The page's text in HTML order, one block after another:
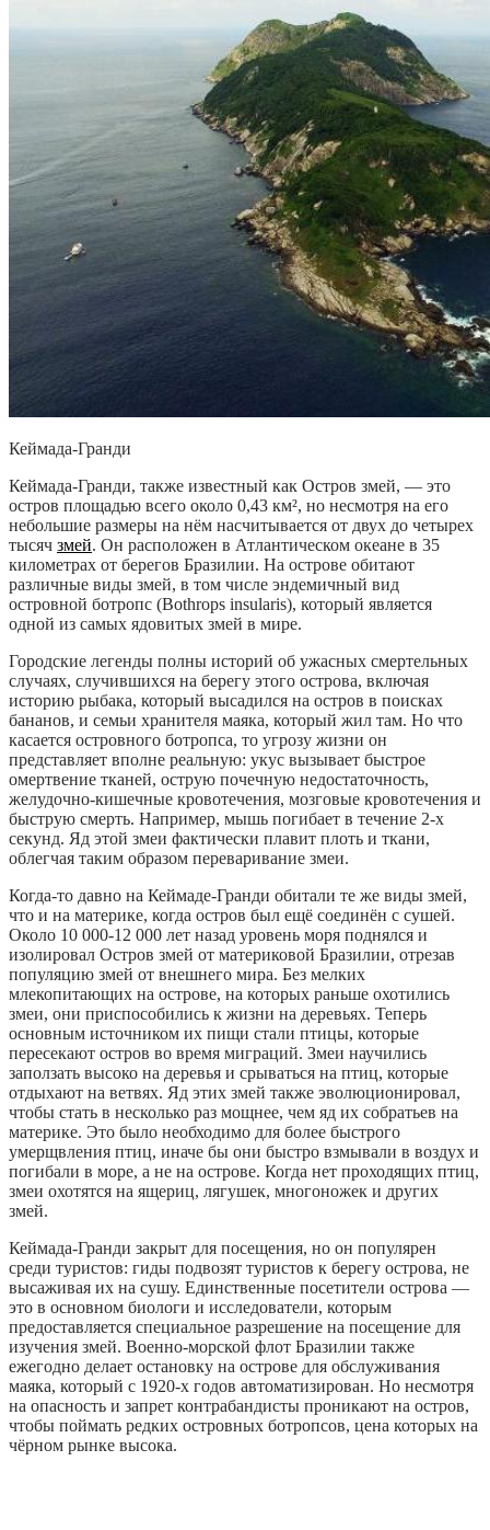
Кеймада-Гранди
Кеймада-Гранди, также известный как Остров змей, — это
остров площадью всего около 0,43 км², но несмотря на его
небольшие размеры на нём насчитывается от двух до четырех
тысяч змей. Он расположен в Атлантическом океане в 35
километрах от берегов Бразилии. На острове обитают
различные виды змей, в том числе эндемичный вид
островной ботропс (Bothrops insularis), который является
одной из самых ядовитых змей в мире.
Городские легенды полны историй об ужасных смертельных
случаях, случившихся на берегу этого острова, включая
историю рыбака, который высадился на остров в поисках
бананов, и семьи хранителя маяка, который жил там. Но что
касается островного ботропса, то угрозу жизни он
представляет вполне реальную: укус вызывает быстрое
омертвение тканей, острую почечную недостаточность,
желудочно-кишечные кровотечения, мозговые кровотечения и
быструю смерть. Например, мышь погибает в течение 2-х
секунд. Яд этой змеи фактически плавит плоть и ткани,
облегчая таким образом переваривание змеи.
Когда-то давно на Кеймаде-Гранди обитали те же виды змей,
что и на материке, когда остров был ещё соединён с сушей.
Около 10 000-12 000 лет назад уровень моря поднялся и
изолировал Остров змей от материковой Бразилии, отрезав
популяцию змей от внешнего мира. Без мелких
млекопитающих на острове, на которых раньше охотились
змеи, они приспособились к жизни на деревьях. Теперь
основным источником их пищи стали птицы, которые
пересекают остров во время миграций. Змеи научились
заползать высоко на деревья и срываться на птиц, которые
отдыхают на ветвях. Яд этих змей также эволюционировал,
чтобы стать в несколько раз мощнее, чем яд их собратьев на
материке. Это было необходимо для более быстрого
умерщвления птиц, иначе бы они быстро взмывали в воздух и
погибали в море, а не на острове. Когда нет проходящих птиц,
змеи охотятся на ящериц, лягушек, многоножек и других
змей.
Кеймада-Гранди закрыт для посещения, но он популярен
среди туристов: гиды подвозят туристов к берегу острова, не
высаживая их на сушу. Единственные посетители острова —
это в основном биологи и исследователи, которым
предоставляется специальное разрешение на посещение для
изучения змей. Военно-морской флот Бразилии также
ежегодно делает остановку на острове для обслуживания
маяка, который с 1920-х годов автоматизирован. Но несмотря
на опасность и запрет контрабандисты проникают на остров,
чтобы поймать редких островных ботропсов, цена которых на
чёрном рынке высока.